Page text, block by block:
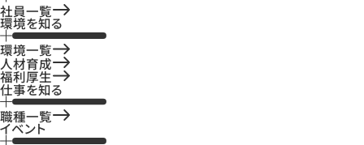
社員一覧
環境を知る
環境一覧
人材育成
福利厚生
仕事を知る
職種一覧
イベント